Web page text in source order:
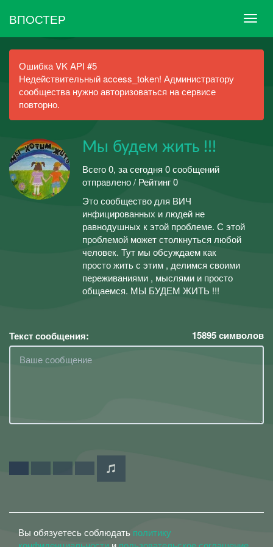
ВПОСТЕР
Ошибка VK API #5
Недействительный access_token! Администратору
сообщества нужно авторизоваться на сервисе
повторно.
Мы будем жить !!!
Всего 0, за сегодня 0 сообщений
отправлено / Рейтинг 0
Это сообщество для ВИЧ
инфицированных и людей не
равнодушных к этой проблеме. С этой
проблемой может столкнуться любой
человек. Тут мы обсуждаем как
просто жить с этим , делимся своими
переживаниями , мыслями и просто
общаемся. МЫ БУДЕМ ЖИТЬ !!!
Текст сообщения: 15895символов
Вы обязуетесь соблюдать политику